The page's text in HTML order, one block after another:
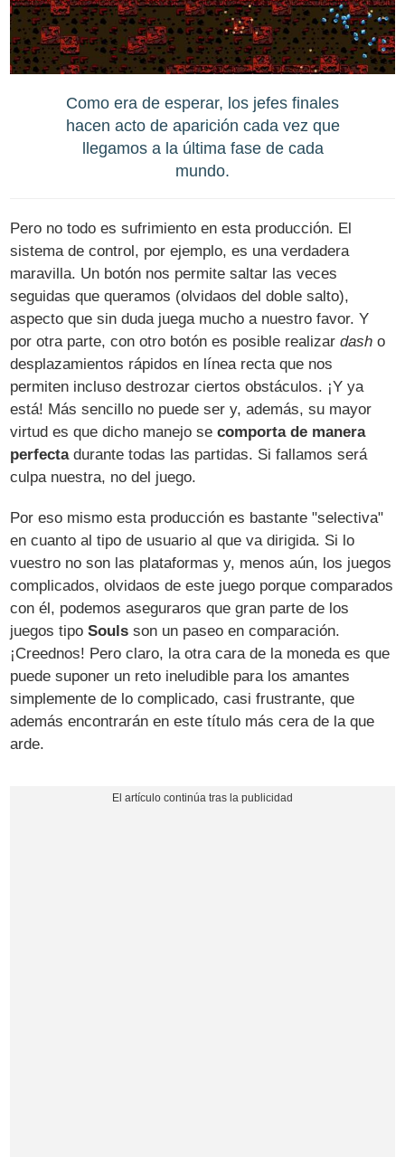
Como era de esperar, los jefes finales
hacen acto de aparición cada vez que
llegamos a la última fase de cada
mundo.
Pero no todo es sufrimiento en esta producción. El
sistema de control, por ejemplo, es una verdadera
maravilla. Un botón nos permite saltar las veces
seguidas que queramos (olvidaos del doble salto),
aspecto que sin duda juega mucho a nuestro favor. Y
por otra parte, con otro botón es posible realizardash o
desplazamientos rápidos en línea recta que nos
permiten incluso destrozar ciertos obstáculos. ¡Y ya
está! Más sencillo no puede ser y, además, su mayor
virtud es que dicho manejo secomporta de manera
perfectadurante todas las partidas. Si fallamos será
culpa nuestra, no del juego.
Por eso mismo esta producción es bastante "selectiva"
en cuanto al tipo de usuario al que va dirigida. Si lo
vuestro no son las plataformas y, menos aún, los juegos
complicados, olvidaos de este juego porque comparados
con él, podemos aseguraros que gran parte de los
juegos tipoSouls son un paseo en comparación.
¡Creednos! Pero claro, la otra cara de la moneda es que
puede suponer un reto ineludible para los amantes
simplemente de lo complicado, casi frustrante, que
además encontrarán en este título más cera de la que
arde.